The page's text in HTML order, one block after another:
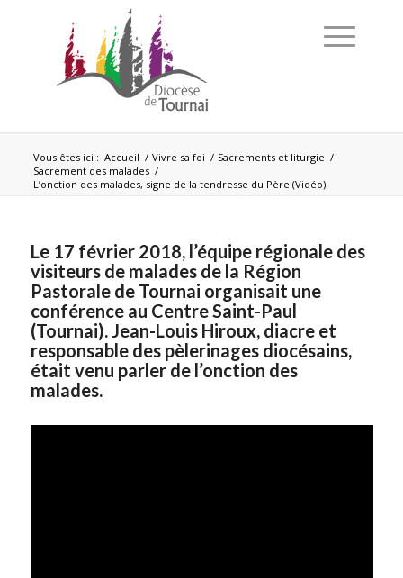
Vous êtes ici : Accueil / Vivre sa foi / Sacrements et liturgie /
Sacrement des malades /
L’onction des malades, signe de la tendresse du Père (Vidéo)
Le 17 février 2018, l’équipe régionale des
visiteurs de malades de la Région
Pastorale de Tournai organisait une
conférence au Centre Saint-Paul
(Tournai). Jean-Louis Hiroux, diacre et
responsable des pèlerinages diocésains,
était venu parler de l’onction des
malades.